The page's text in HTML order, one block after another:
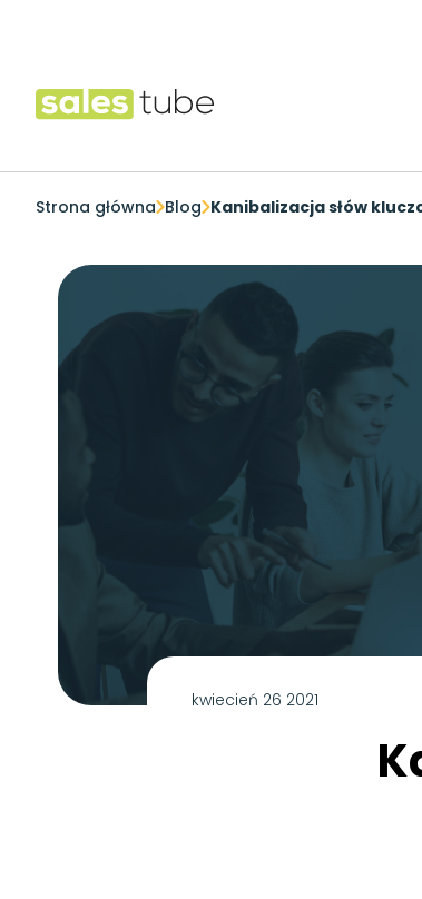
Salestube
Strona główna Blog Kanibalizacja słów
kwiecień 26 2021